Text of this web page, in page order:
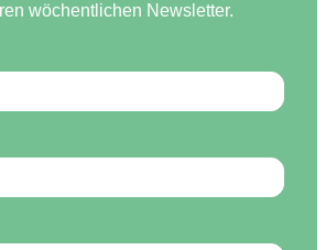
wöchentlichen Newsletter.